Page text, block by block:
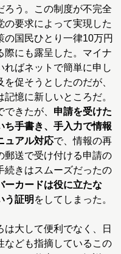
ろう。この制度が不完全
の要求によって実現した
の国民ひとり一律10万円
際にも露呈した。マイナ
ればネットで簡単に申し
促そうとしたのだが、
憶に新しいところだ。
きたが、 申請を受けた
ち手書き、手入力で情報
ュアル対応で、情報の再
郵送で受け付ける申請の
続きはスムーズだったの
ーカードは役に立たな
う証明 をしてしまった。
大して便利でなく、日
なども指摘しているこの